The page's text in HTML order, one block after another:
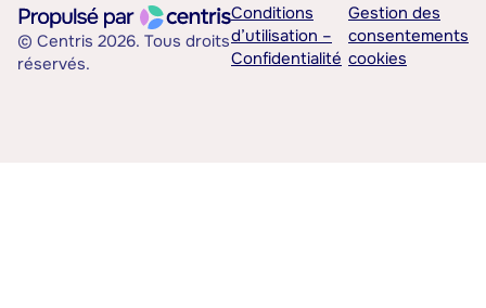
© Centris 2026. Tous droits
réservés.
Conditions
d’utilisation –
Confidentialité
Gestion des
consentements
cookies